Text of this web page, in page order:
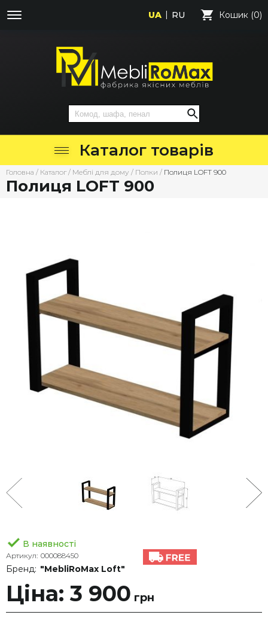
UA RU Кошик (0)
Каталог товарів
Головна / Каталог / Меблі для дому / Полки / Полиця LOFT 900
Полиця LOFT 900
В наявності
Артикул: 000088450
Бренд: "MebliRoMax Loft"
Ціна: 3 900 грн